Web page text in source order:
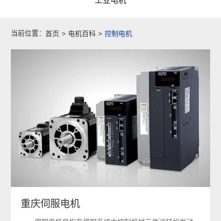
当前位置：首页 > 电机百科 > 控制电机
重庆伺服电机